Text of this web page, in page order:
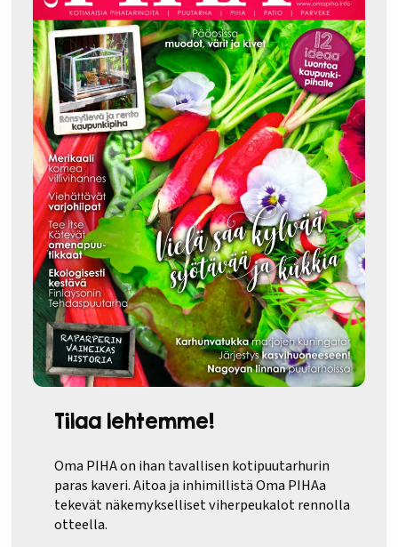
Tilaa lehtemme!
Oma PIHA on ihan tavallisen kotipuutarhurin
paras kaveri. Aitoa ja inhimillistä Oma PIHAa
tekevät näkemykselliset viherpeukalot rennolla
otteella.